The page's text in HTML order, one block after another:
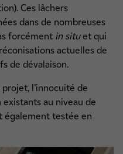
Ces lâchers
dans de nombreuses
forcément in situet qui
actuelles de
de dévalaison.
l’innocuité de
au niveau de
également testée en